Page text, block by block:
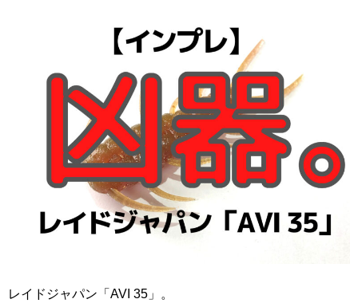
レイドジャパン「AVI 35」。